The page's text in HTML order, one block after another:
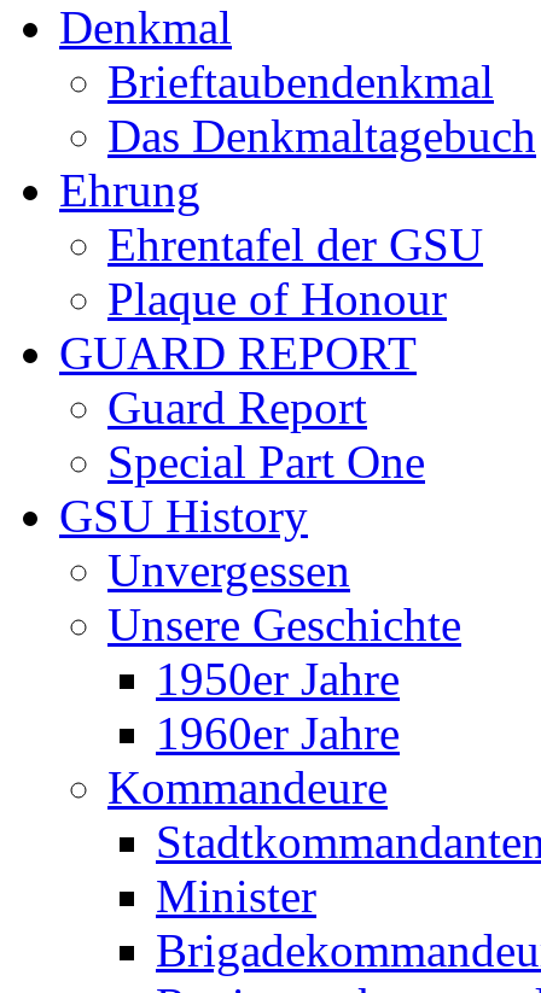
Denkmal
Brieftaubendenkmal
Das Denkmaltagebuch
Ehrung
Ehrentafel der GSU
Plaque of Honour
GUARD REPORT
Guard Report
Special Part One
GSU History
Unvergessen
Unsere Geschichte
1950er Jahre
1960er Jahre
Kommandeure
Minister